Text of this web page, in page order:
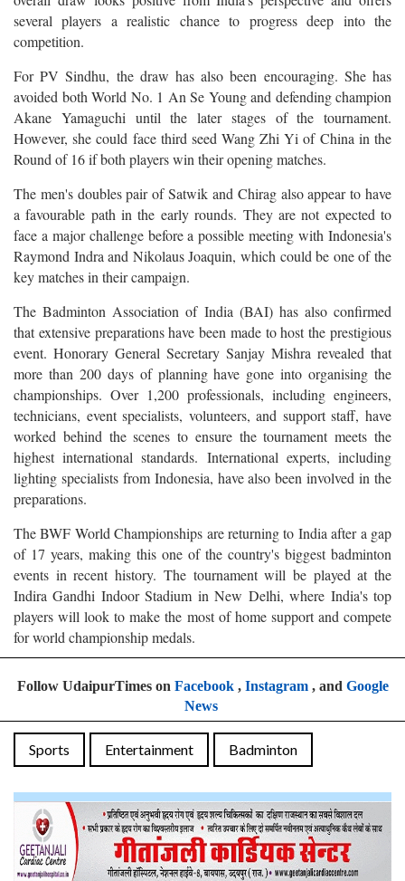
several players a realistic chance to progress deep into the
competition.
For PV Sindhu, the draw has also been encouraging. She has
avoided both World No. 1 An Se Young and defending champion
Akane Yamaguchi until the later stages of the tournament.
However, she could face third seed Wang Zhi Yi of China in the
Round of 16 if both players win their opening matches.
The men's doubles pair of Satwik and Chirag also appear to have
a favourable path in the early rounds. They are not expected to
face a major challenge before a possible meeting with Indonesia's
Raymond Indra and Nikolaus Joaquin, which could be one of the
key matches in their campaign.
The Badminton Association of India (BAI) has also confirmed
that extensive preparations have been made to host the prestigious
event. Honorary General Secretary Sanjay Mishra revealed that
more than 200 days of planning have gone into organising the
championships. Over 1,200 professionals, including engineers,
technicians, event specialists, volunteers, and support staff, have
worked behind the scenes to ensure the tournament meets the
highest international standards. International experts, including
lighting specialists from Indonesia, have also been involved in the
preparations.
The BWF World Championships are returning to India after a gap
of 17 years, making this one of the country's biggest badminton
events in recent history. The tournament will be played at the
Indira Gandhi Indoor Stadium in New Delhi, where India's top
players will look to make the most of home support and compete
for world championship medals.
Follow UdaipurTimes on Facebook, Instagram, and Google
News
Sports Entertainment Badminton